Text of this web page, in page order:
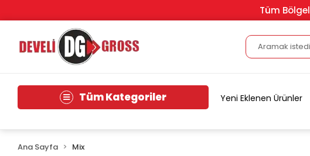
Tüm
Tüm Kategoriler Yeni Eklenen Ürünler
Ana Sayfa Mix